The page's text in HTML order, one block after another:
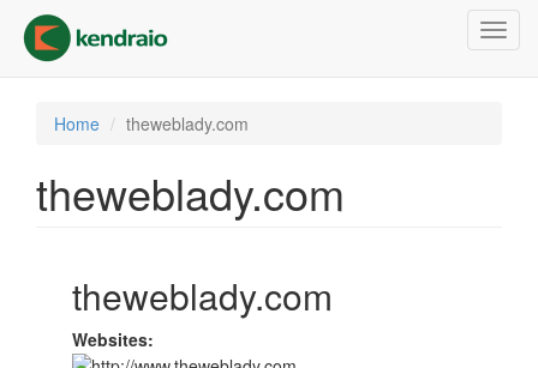
main
content
Home theweblady.com
theweblady.com
theweblady.com
Websites: